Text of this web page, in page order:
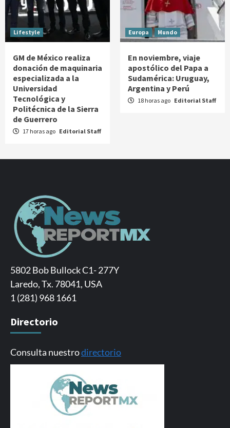
Lifestyle
GM de México realiza
donación de maquinaria
especializada a la
Universidad
Tecnológica y
Politécnica de la Sierra
de Guerrero
17 horas ago Editorial Staff
Europa Mundo
En noviembre, viaje
apostólico del Papa a
Sudamérica: Uruguay,
Argentina y Perú
18 horas ago Editorial Staff
5802 Bob Bullock C1- 277Y
Laredo, Tx. 78041, USA
1 (281) 968 1661
Directorio
Consulta nuestrodirectorio